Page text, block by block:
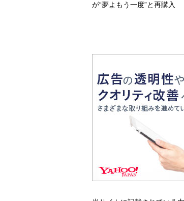
が“夢よもう一度”と再購入